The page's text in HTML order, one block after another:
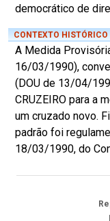
democrático de
CONTEXTO HISTÓRICO
A Medida
16/03/1990),
(DOU de 13/04/
CRUZEIRO para a
um cruzado novo.
padrão foi
18/03/1990, do